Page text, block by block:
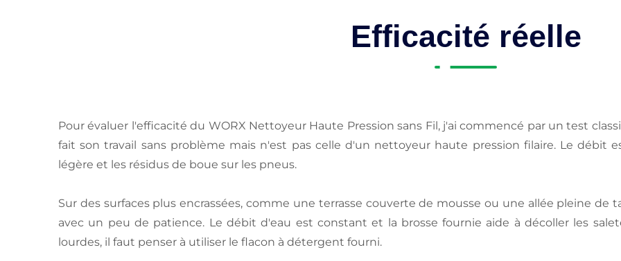
Efficacité réelle
Pour évaluer l'efficacité du WORX Nettoyeur Haute Pression sans Fil, j'ai commencé par un test
fait son travail sans problème mais n'est pas celle d'un nettoyeur haute pression filaire. Le débit
légère et les résidus de boue sur les pneus.
Sur des surfaces plus encrassées, comme une terrasse couverte de mousse ou une allée pleine
avec un peu de patience. Le débit d'eau est constant et la brosse fournie aide à décoller les
lourdes, il faut penser à utiliser le flacon à détergent fourni.